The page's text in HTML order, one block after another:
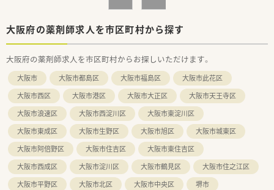
ョンを支えるための適切な製品選定やアドバイスも担当しま
す。
【職場環境と雰囲気】
■代表のこだわりが詰まった店内は非常に清潔感があり、空気清
浄機や観葉植物が設置された心地よい空間で業務に励むことが
できます。
■駅周辺には飲食店が非常に多く立ち並んでいるため、お昼休憩
のランチに困ることはなく、仕事帰りの買い物にも便利な立地で
す。
■強制的なルールが少ないため、自分のスタイルで患者様と接す
ることができ、個性が尊重される風通しの良い雰囲気が魅力で
す。
大阪府の薬剤師求人を市区町村から探す
大阪府の薬剤師求人を市区町村からお探しいただけます。
大阪市 大阪市都島区 大阪市福島区
大阪市此花区
大阪市西区
大阪市港区 大阪市大正区
大阪市天王寺区
大阪市浪速区
大阪市西淀川区
大阪市東淀川区
大阪市東成区
大阪市生野区 大阪市旭区
大阪市城東区
大阪市阿倍野区
大阪市住吉区
大阪市東住吉区
大阪市西成区
大阪市淀川区 大阪市鶴見区
大阪市住之江区
大阪市平野区
大阪市北区 大阪市中央区
堺市